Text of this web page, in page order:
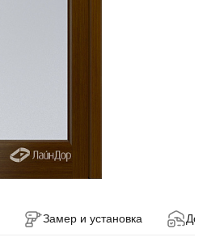
Замер и установка